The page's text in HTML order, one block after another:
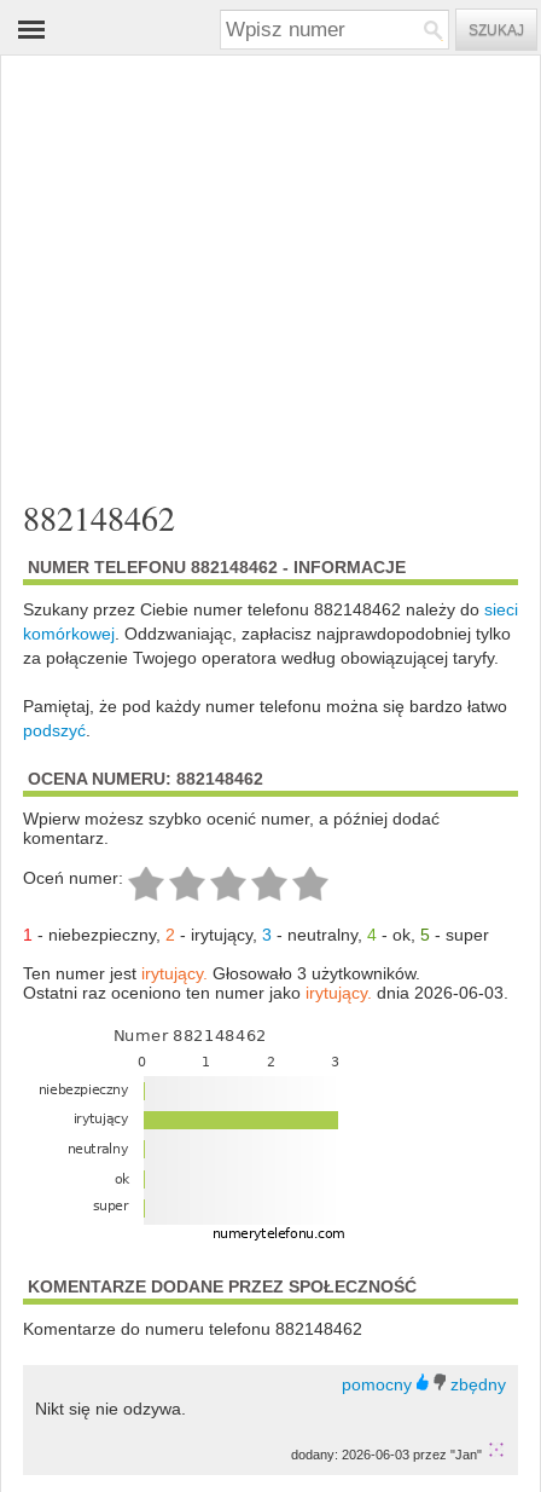
882148462
NUMER TELEFONU 882148462 - INFORMACJE
Szukany przez Ciebie numer telefonu 882148462 należy do sieci
komórkowej. Oddzwaniając, zapłacisz najprawdopodobniej tylko
za połączenie Twojego operatora według obowiązującej taryfy.
Pamiętaj, że pod każdy numer telefonu można się bardzo łatwo
podszyć.
OCENA NUMERU: 882148462
Wpierw możesz szybko ocenić numer, a później dodać
komentarz.
Oceń numer:
1 - niebezpieczny, 2 - irytujący, 3 - neutralny, 4- ok, 5- super
Ten numer jest irytujący. Głosowało 3 użytkowników.
Ostatni raz oceniono ten numer jako irytujący. dnia 2026-06-03.
KOMENTARZE DODANE PRZEZ SPOŁECZNOŚĆ
Komentarze do numeru telefonu 882148462
Nikt się nie odzywa.
dodany: 2026-06-03 przez "Jan"